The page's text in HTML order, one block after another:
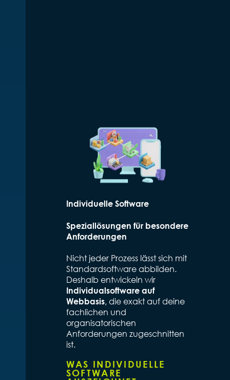
Individuelle Software
Speziallösungen für besondere
Anforderungen
Nicht jeder Prozess lässt sich mit
Standardsoftware abbilden.
Deshalb entwickeln wir
Individualsoftware auf
Webbasis, die exakt auf deine
fachlichen und
organisatorischen
Anforderungen zugeschnitten
ist.
WAS INDIVIDUELLE
SOFTWARE